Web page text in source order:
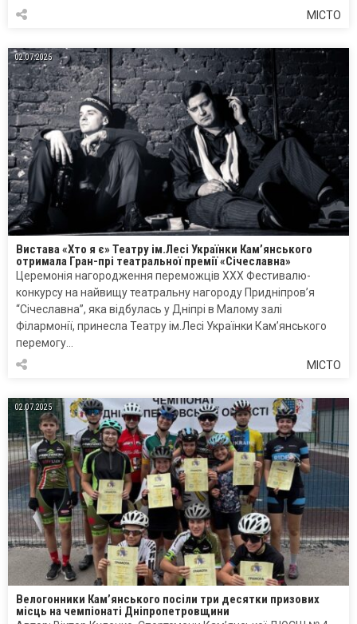
МІСТО
02.07.2025
Вистава «Хто я є» Театру ім.Лесі Українки Кам’янського
отримала Гран-прі театральної премії «Січеславна»
Церемонія нагородження переможців XXX Фестивалю-
конкурсу на найвищу театральну нагороду Придніпров’я
“Січеславна”, яка відбулась у Дніпрі в Малому залі
Філармонії, принесла Театру ім.Лесі Українки Кам’янського
перемогу…
МІСТО
02.07.2025
Велогонники Кам’янського посіли три десятки призових
місць на чемпіонаті Дніпропетровщини